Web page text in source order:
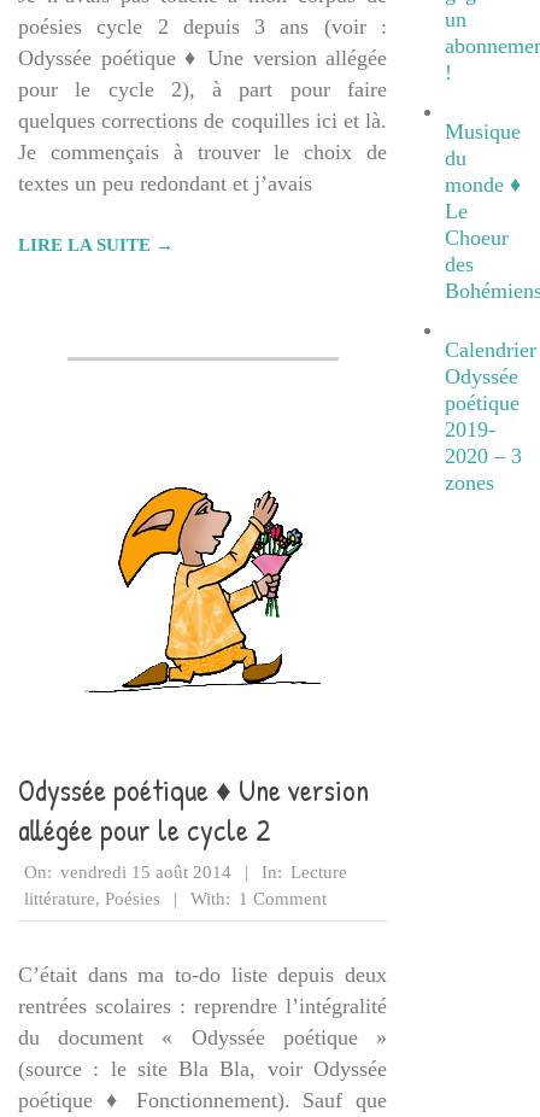
poésies cycle 2 depuis 3 ans (voir :
Odyssée poétique ♦ Une version allégée
pour le cycle 2), à part pour faire
quelques corrections de coquilles ici et là.
Je commençais à trouver le choix de
textes un peu redondant et j’avais
LIRE LA SUITE →
Odyssée poétique ♦ Une version
allégée pour le cycle 2
2014-
08-
15
On: vendredi 15 août 2014 In: Lecture
littérature, Poésies With: 1 Comment
C’était dans ma to-do liste depuis deux
rentrées scolaires : reprendre l’intégralité
du document « Odyssée poétique »
(source : le site Bla Bla, voir Odyssée
poétique ♦ Fonctionnement). Sauf que
un
!
Musique
du
monde ♦
Le
Choeur
des
Calendrier
Odyssée
poétique
2019-
2020 – 3
zones